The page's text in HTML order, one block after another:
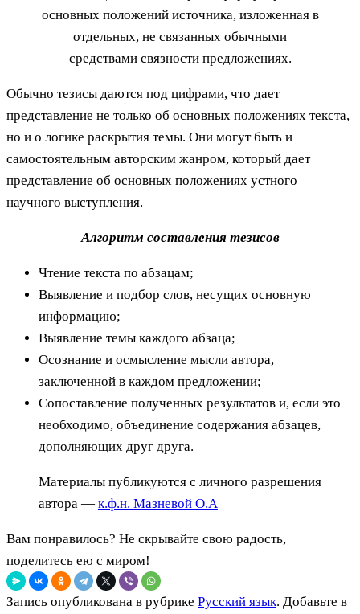
основных положений источника, изложенная в
отдельных, не связанных обычными
средствами связности предложениях.
Обычно тезисы даются под цифрами, что дает
представление не только об основных положениях текста,
но и о логике раскрытия темы. Они могут быть и
самостоятельным авторским жанром, который дает
представление об основных положениях устного
научного выступления.
Алгоритм составления тезисов
Чтение текста по абзацам;
Выявление и подбор слов, несущих основную
информацию;
Выявление темы каждого абзаца;
Осознание и осмысление мысли автора,
заключенной в каждом предложении;
Сопоставление полученных результатов и, если это
необходимо, объединение содержания абзацев,
дополняющих друг друга.
Материалы публикуются с личного разрешения
автора — к.ф.н. Мазневой О.А
Вам понравилось? Не скрывайте свою радость,
поделитесь ею с миром!
Запись опубликована в рубрике Русский язык. Добавьте в